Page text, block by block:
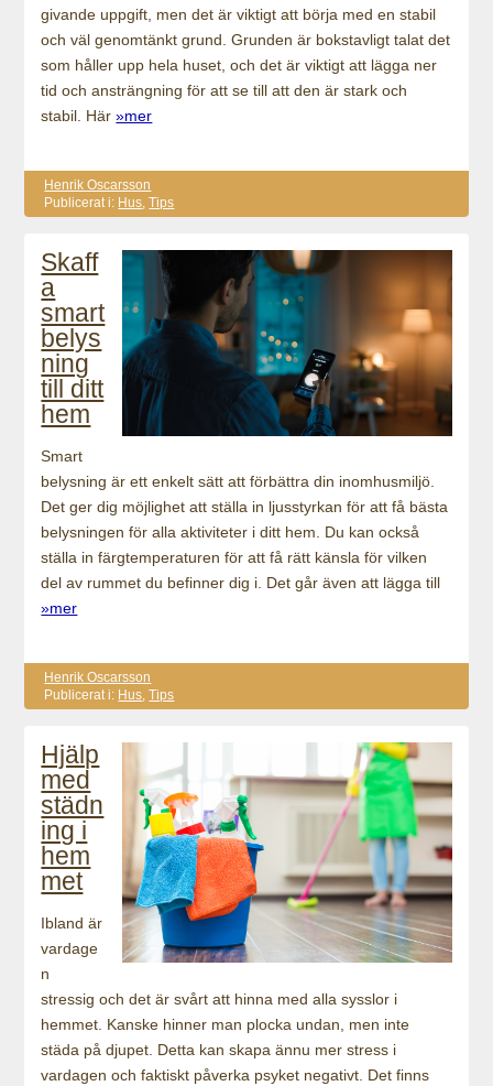
givande uppgift, men det är viktigt att börja med en stabil
och väl genomtänkt grund. Grunden är bokstavligt talat det
som håller upp hela huset, och det är viktigt att lägga ner
tid och ansträngning för att se till att den är stark och
stabil. Här»mer
Henrik Oscarsson
Publicerat i: Hus ,Tips
Skaff
a
smart
belys
ning
till ditt
hem
Smart
belysning är ett enkelt sätt att förbättra din inomhusmiljö.
Det ger dig möjlighet att ställa in ljusstyrkan för att få bästa
belysningen för alla aktiviteter i ditt hem. Du kan också
ställa in färgtemperaturen för att få rätt känsla för vilken
del av rummet du befinner dig i. Det går även att lägga till
»mer
Henrik Oscarsson
Publicerat i: Hus ,Tips
Hjälp
med
städn
ing i
hem
met
Ibland är
vardage
n
stressig och det är svårt att hinna med alla sysslor i
hemmet. Kanske hinner man plocka undan, men inte
städa på djupet. Detta kan skapa ännu mer stress i
vardagen och faktiskt påverka psyket negativt. Det finns